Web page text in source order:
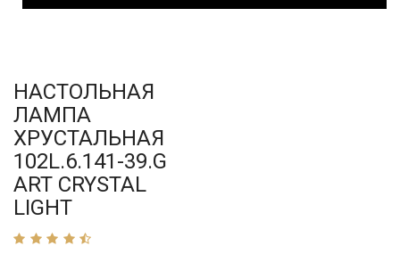
НАСТОЛЬНАЯ
ЛАМПА
ХРУСТАЛЬНАЯ
102L.6.141-39.G
ART CRYSTAL
LIGHT